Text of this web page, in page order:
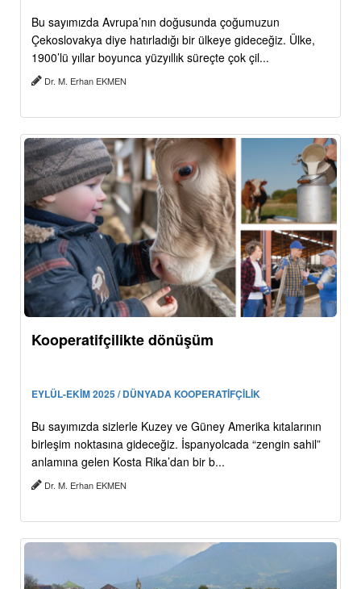
Bu sayımızda Avrupa’nın doğusunda çoğumuzun
Çekoslovakya diye hatırladığı bir ülkeye gideceğiz. Ülke,
1900’lü yıllar boyunca yüzyıllık süreçte çok çil...
Dr. M. Erhan EKMEN
Kooperatifçilikte dönüşüm
EYLÜL-EKİM 2025 / DÜNYADA KOOPERATİFÇİLİK
Bu sayımızda sizlerle Kuzey ve Güney Amerika kıtalarının
birleşim noktasına gideceğiz. İspanyolcada “zengin sahil”
anlamına gelen Kosta Rika’dan bir b...
Dr. M. Erhan EKMEN